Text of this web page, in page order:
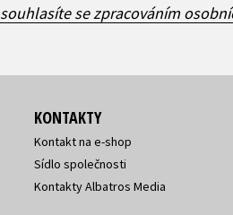
souhlasíte se zpracováním
KONTAKTY
Kontakt na e-shop
Sídlo společnosti
Kontakty Albatros Media